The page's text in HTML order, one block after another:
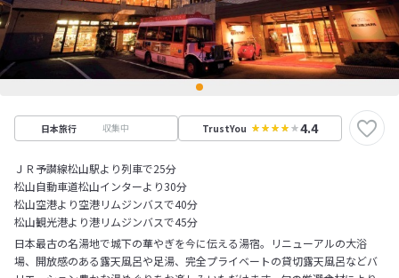
日本旅行 収集中 TrustYou 4.4
ＪＲ予讃線松山駅より列車で25分
松山自動車道松山インターより30分
松山空港より空港リムジンバスで40分
松山観光港より港リムジンバスで45分
日本最古の名湯地で城下の華やぎを今に伝える湯宿。リニューアルの大浴
場、開放感のある露天風呂や足湯、完全プライベートの貸切露天風呂などバ